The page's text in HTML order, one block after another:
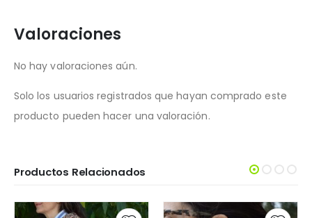
Valoraciones
No hay valoraciones aún.
Solo los usuarios registrados que hayan comprado este
producto pueden hacer una valoración.
Productos Relacionados